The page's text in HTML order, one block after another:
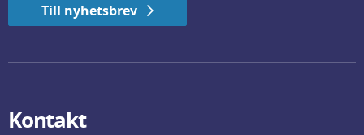
Till nyhetsbrev
Kontakt